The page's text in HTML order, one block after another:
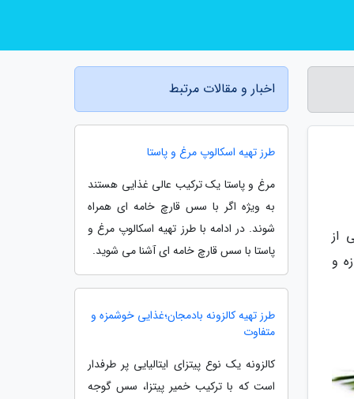
از
و
اخبار و مقالات مرتبط
طرز تهیه اسکالوپ مرغ و پاستا
مرغ و پاستا یک ترکیب عالی غذایی هستند
به ویژه اگر با سس قارچ خامه ای همراه
شوند. در ادامه با طرز تهیه اسکالوپ مرغ و
پاستا با سس قارچ خامه ای آشنا می شوید.
طرز تهیه کالزونه بادمجان؛غذایی خوشمزه و
متفاوت
کالزونه یک نوع پیتزای ایتالیایی پر طرفدار
است که با ترکیب خمیر پیتزا، سس گوجه